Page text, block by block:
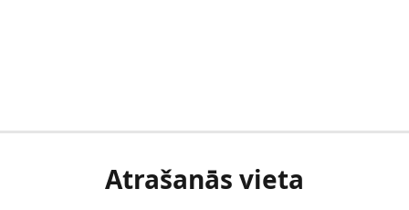
Atrašanās vieta